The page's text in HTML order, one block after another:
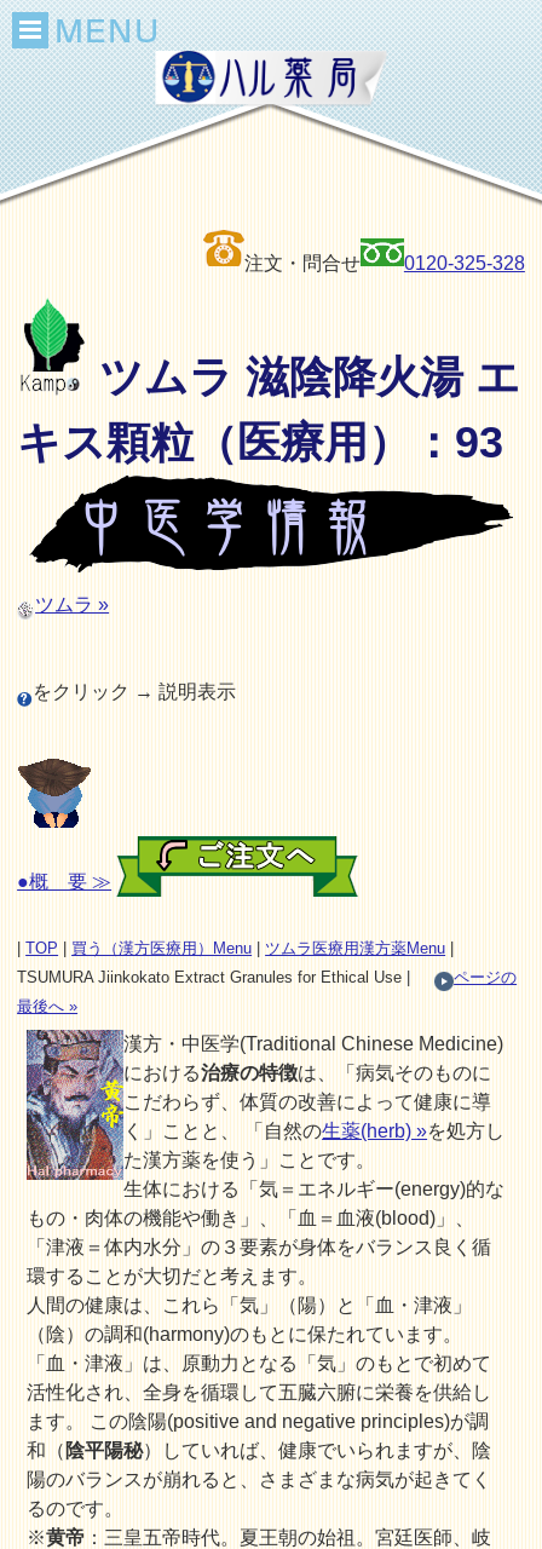
注文・問合せ 0120-325-328
ツムラ 滋陰降火湯 エ
キス顆粒（医療用）：93
ツムラ »
をクリック → 説明表示
●概 要 ≫
|TOP 買う（漢方医療用）Menu ツムラ医療用漢方薬Menu
TSUMURA Jiinkokato Extract Granules for Ethical Use |
ページの
最後へ »
漢方・中医学(Traditional Chinese Medicine)
における治療の特徴は、「病気そのものに
こだわらず、体質の改善によって健康に導
く」ことと、 「自然の生薬(herb) »を処方し
た漢方薬を使う」ことです。
生体における「気＝エネルギー(energy)的な
もの・肉体の機能や働き」、「血＝血液(blood)」、
「津液＝体内水分」の３要素が身体をバランス良く循
環することが大切だと考えます。
人間の健康は、これら
「気」（陽） と
「血・津液」
（陰）の調和(harmony)のもとに保たれています。
「血・津液」は、原動力となる「気」のもとで初めて
活性化され、全身を循環して五臓六腑に栄養を供給し
ます。 この陰陽(positive and negative principles)が調
和（ 陰平陽秘）していれば、健康でいられますが、陰
陽のバランスが崩れると、さまざまな病気が起きてく
るのです。
※黄帝 ：三皇五帝時代。夏王朝の始祖。宮廷医師、岐